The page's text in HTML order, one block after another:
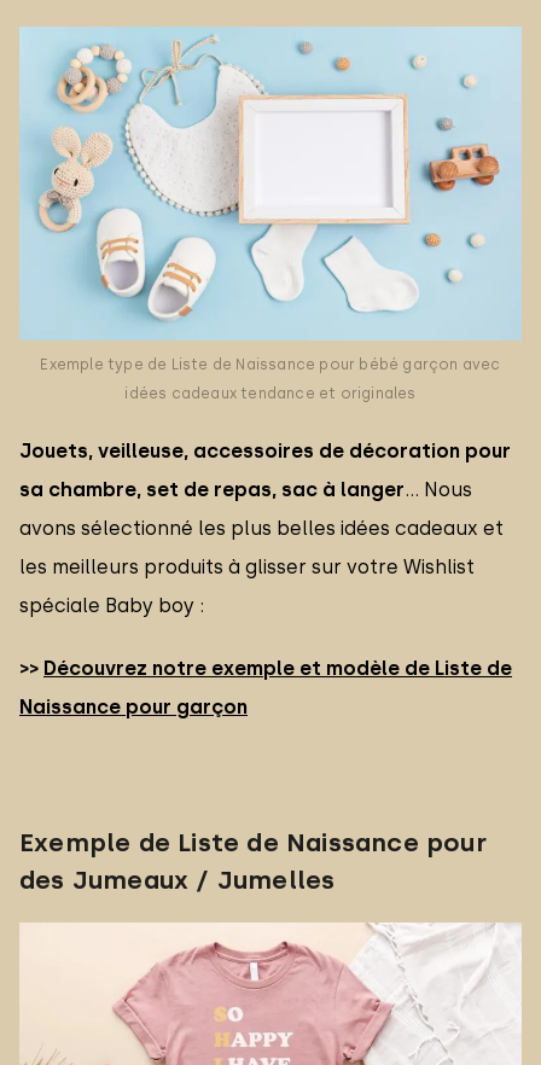
Exemple type de Liste de Naissance pour bébé garçon avec
idées cadeaux tendance et originales
Jouets, veilleuse, accessoires de décoration pour
sa chambre, set de repas, sac à langer… Nous
avons sélectionné les plus belles idées cadeaux et
les meilleurs produits à glisser sur votre Wishlist
spéciale Baby boy :
>> Découvrez notre exemple et modèle de Liste de
Naissance pour garçon
Exemple de Liste de Naissance pour
des Jumeaux / Jumelles